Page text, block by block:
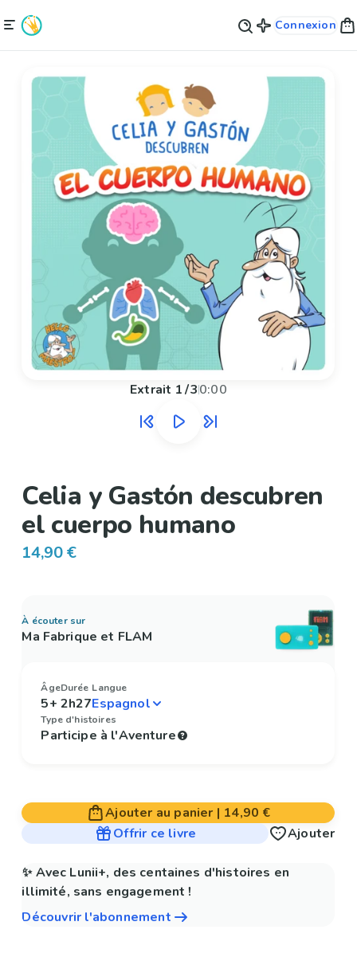
Connexion
Extrait 1/30:00
Celia y Gastón descubren
el cuerpo humano
14,90 €
À écouter sur
Ma Fabrique et FLAM
Âge
5+
Durée
2h27
Langue
Type d'histoires
Participe à l'Aventure
Ajouter au panier | 14,90 €
Offrir ce livre
Ajouter
✨ Avec Lunii+, des centaines d'histoires en
illimité, sans engagement !
Découvrir l'abonnement